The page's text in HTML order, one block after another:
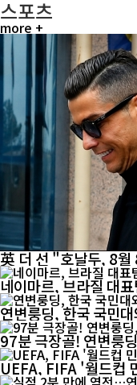
스포츠
more +
英 더 선 "호날두, 8
네이마르, 브라질 대
연변룽딩, 한국 국민
97분 극장골! 연변룽
UEFA, FIFA '월드컵